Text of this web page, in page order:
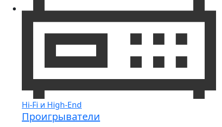
Hi-Fi и High-End
Проигрыватели